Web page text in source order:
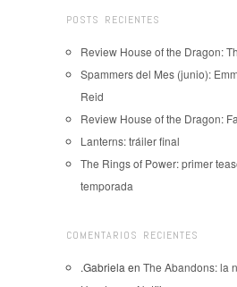
POSTS RECIENTES
Review House of the Dragon:
Spammers del Mes (junio):
Reid
Review House of the Dragon:
Lanterns: tráiler final
The Rings of Power: primer
temporada
COMENTARIOS RECIENTES
.Gabriela en The Abandons: la